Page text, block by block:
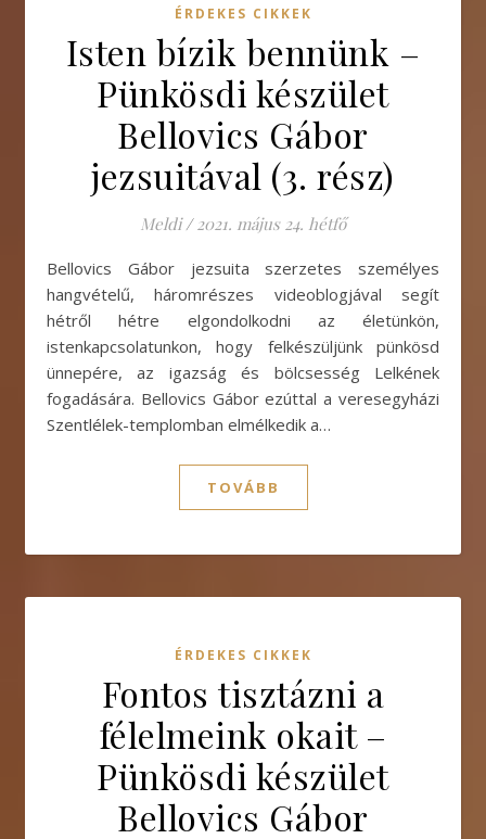
ÉRDEKES CIKKEK
Isten bízik bennünk –
Pünkösdi készület
Bellovics Gábor
jezsuitával (3. rész)
Meldi / 2021. május 24. hétfő
Bellovics Gábor jezsuita szerzetes személyes
hangvételű, háromrészes videoblogjával segít
hétről hétre elgondolkodni az életünkön,
istenkapcsolatunkon, hogy felkészüljünk pünkösd
ünnepére, az igazság és bölcsesség Lelkének
fogadására. Bellovics Gábor ezúttal a veresegyházi
Szentlélek-templomban elmélkedik a…
TOVÁBB
ÉRDEKES CIKKEK
Fontos tisztázni a
félelmeink okait –
Pünkösdi készület
Bellovics Gábor